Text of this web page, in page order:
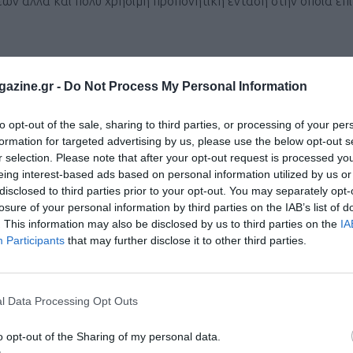
- Do Not Process My Personal Information
opt-out of the sale, sharing to third parties, or processing of your
for targeted advertising by us, please use the below opt-out
selection. Please note that after your opt-out request is processed
interest-based ads based on personal information utilized by us
to third parties prior to your opt-out. You may separately
of your personal information by third parties on the IAB’s list of
This information may also be disclosed by us to third parties on the
Participants that may further disclose it to other third parties.
Data Processing Opt Outs
opt-out of the Sharing of my personal data.
αντικαθιστώντας μία από τις διαλειμματικές στο
30’’) εκτελώντας εκείνο τον αριθμό των επαναλήψεων
τον αριθμό τους ή προχωρήστε με τις επόμενες